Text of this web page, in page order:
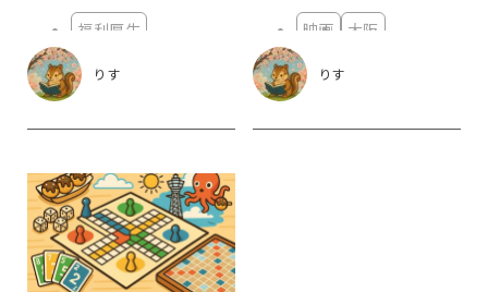
福利厚生
りす
映画 大阪
りす